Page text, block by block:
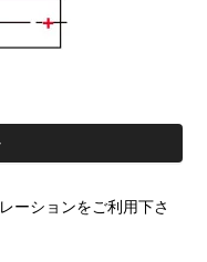
ーションをご利用下さ